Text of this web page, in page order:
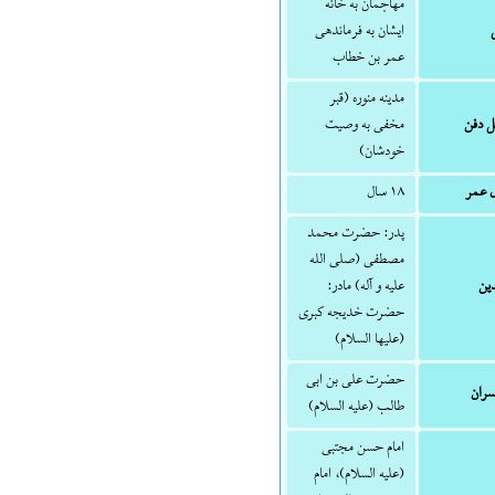
مهاجمان به خانه
ایشان به فرماندهی
عمر بن خطاب
دفن
مدینه منوره (قبر
مخفی به وصیت
خودشان)
عمر
۱۸ سال
پدر: حضرت محمد
مصطفی (صلی الله
علیه و آله) مادر:
حضرت خدیجه کبری
(علیها السلام)
حضرت علی بن ابی
طالب (علیه السلام)
امام حسن مجتبی
(علیه السلام)، امام